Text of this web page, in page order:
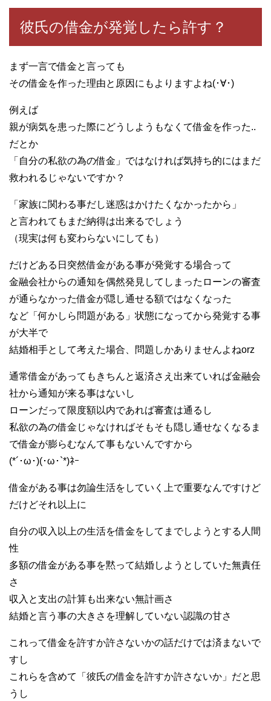
彼氏の借金が発覚したら許す？
まず一言で借金と言っても
その借金を作った理由と原因にもよりますよね(･∀･)
例えば
親が病気を患った際にどうしようもなくて借金を作った..
だとか
「自分の私欲の為の借金」ではなければ気持ち的にはまだ
救われるじゃないですか？
「家族に関わる事だし迷惑はかけたくなかったから」
と言われてもまだ納得は出来るでしょう
（現実は何も変わらないにしても）
だけどある日突然借金がある事が発覚する場合って
金融会社からの通知を偶然発見してしまったローンの審査
が通らなかった借金が隠し通せる額ではなくなった
など「何かしら問題がある」状態になってから発覚する事
が大半で
結婚相手として考えた場合、問題しかありませんよねorz
通常借金があってもきちんと返済さえ出来ていれば金融会
社から通知が来る事はないし
ローンだって限度額以内であれば審査は通るし
私欲の為の借金じゃなければそもそも隠し通せなくなるま
で借金が膨らむなんて事もないんですから
(*´･ω･)(･ω･`*)ﾈｰ
借金がある事は勿論生活をしていく上で重要なんですけど
だけどそれ以上に
自分の収入以上の生活を借金をしてまでしようとする人間
性
多額の借金がある事を黙って結婚しようとしていた無責任
さ
収入と支出の計算も出来ない無計画さ
結婚と言う事の大きさを理解していない認識の甘さ
これって借金を許すか許さないかの話だけでは済まないで
すし
これらを含めて「彼氏の借金を許すか許さないか」だと思
うし